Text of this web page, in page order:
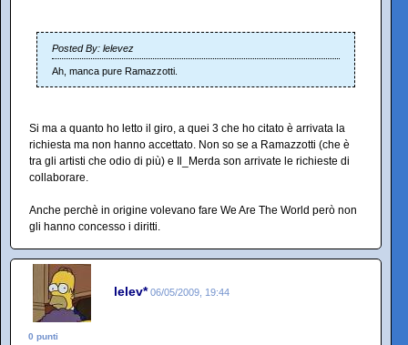
Posted By: lelevez
Ah, manca pure Ramazzotti.
Si ma a quanto ho letto il giro, a quei 3 che ho citato è arrivata la
richiesta ma non hanno accettato. Non so se a Ramazzotti (che è
tra gli artisti che odio di più) e Il_Merda son arrivate le richieste di
collaborare.
Anche perchè in origine volevano fare We Are The World però non
gli hanno concesso i diritti.
lelev* 06/05/2009, 19:44
0 punti